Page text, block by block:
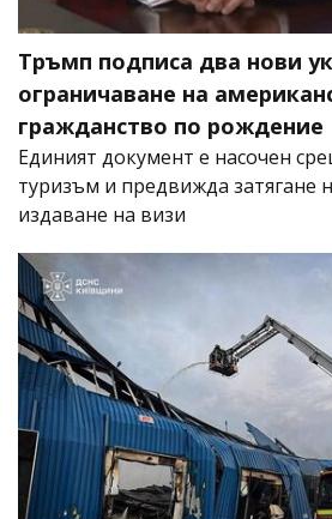
Тръмп подписа два нови
ограничаване на
гражданство по рождение
Единият документ е насочен
туризъм и предвижда затягане
издаване на визи